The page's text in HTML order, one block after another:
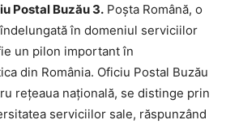
Postal Buzău 3. Poșta Română, o
în domeniul serviciilor
un pilon important în
din România. Oficiu Postal Buzău
rețeaua națională, se distinge prin
serviciilor sale, răspunzând